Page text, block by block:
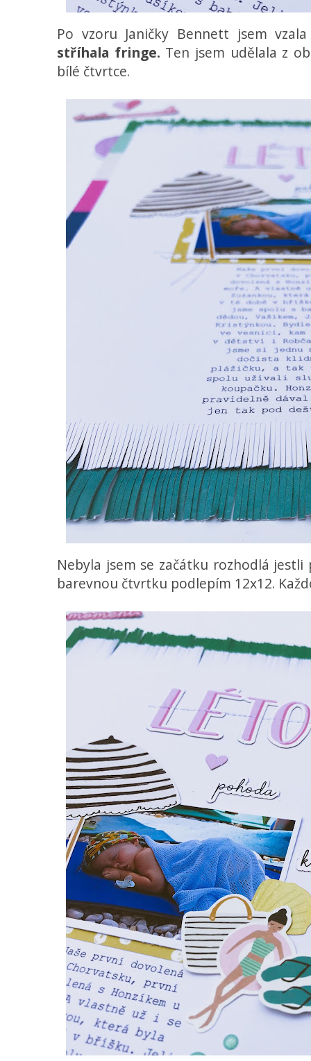
Po vzoru Janičky Bennett jsem
stříhala fringe. Ten jsem udělala z
bílé čtvrtce.
Nebyla jsem se začátku rozhodlá
barevnou čtvrtku podlepím 12x12.